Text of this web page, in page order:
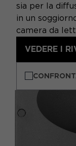
sia per la
in un
camera da
VEDERE I